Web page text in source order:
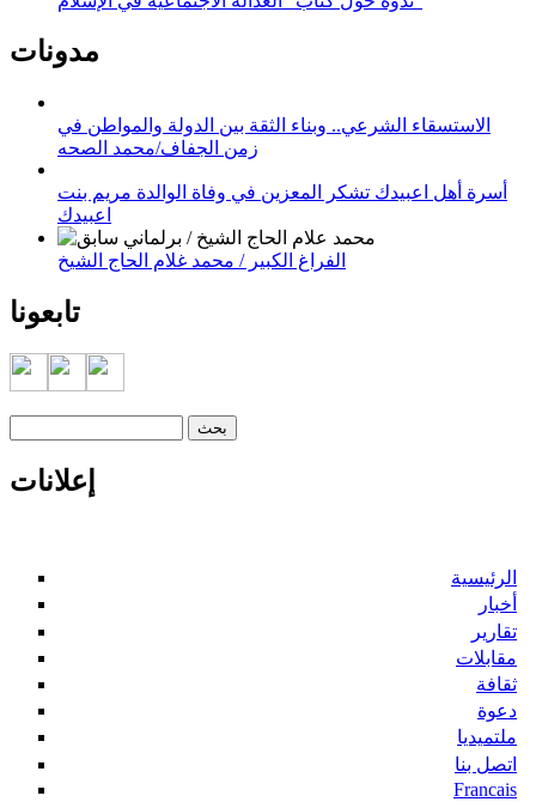
مدونات
الاستسقاء الشرعي.. وبناء الثقة بين الدولة والمواطن في
زمن الجفاف/محمد الصحه
أسرة أهل اعبيدك تشكر المعزين في وفاة الوالدة مريم بنت
اعبيدك
الفراغ الكبير / محمد غلام الحاج الشيخ
تابعونا
إعلانات
الرئيسية
أخبار
تقارير
مقابلات
ثقافة
دعوة
ملتميديا
اتصل بنا
Francais